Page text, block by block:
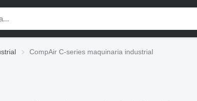
CompAir C-series maquinaria industrial